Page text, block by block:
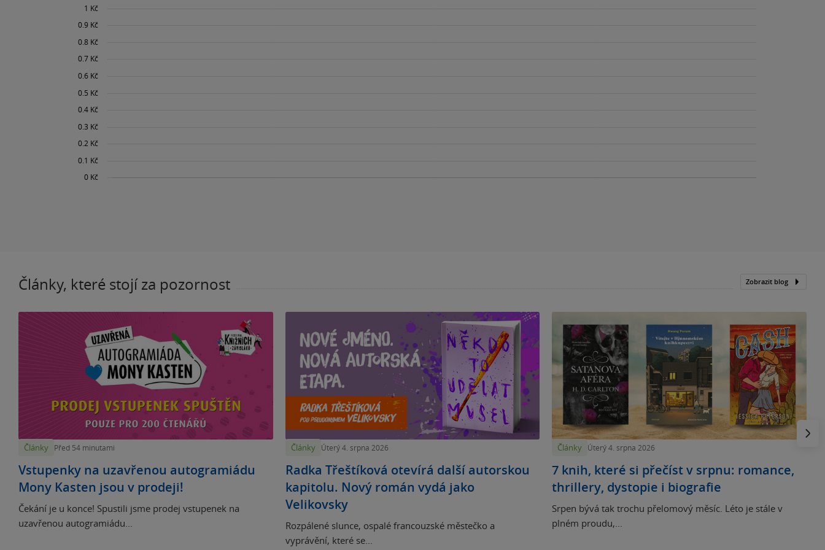
Články, které stojí za pozornost Zobrazit blog
Články Před 54 minutami
Vstupenky na uzavřenou autogramiádu
Mony Kasten jsou v prodeji!
Čekání je u konce! Spustili jsme prodej vstupenek na
uzavřenou autogramiádu...
Články Úterý 4. srpna 2026
Radka Třeštíková otevírá další autorskou
kapitolu. Nový román vydá jako
Velikovsky
Rozpálené slunce, ospalé francouzské městečko a
vyprávění, které se...
Články Úterý 4. srpna 2026
7 knih, které si přečíst v srpnu: romance,
thrillery, dystopie i biografie
Srpen bývá tak trochu přelomový měsíc. Léto je stále v
plném proudu,...